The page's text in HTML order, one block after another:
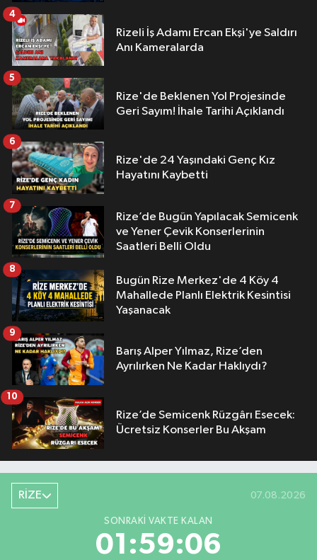
Rizeli İş Adamı Ercan Ekşi'ye Saldırı
Anı Kameralarda
4
Rize'de Beklenen Yol Projesinde
Geri Sayım! İhale Tarihi Açıklandı
5
Rize'de 24 Yaşındaki Genç Kız
Hayatını Kaybetti
6
Rize’de Bugün Yapılacak Semicenk
ve Yener Çevik Konserlerinin
Saatleri Belli Oldu
7
Bugün Rize Merkez'de 4 Köy 4
Mahallede Planlı Elektrik Kesintisi
Yaşanacak
8
Barış Alper Yılmaz, Rize’den
Ayrılırken Ne Kadar Haklıydı?
9
Rize’de Semicenk Rüzgârı Esecek:
Ücretsiz Konserler Bu Akşam
10
RİZE 07.08.2026
SONRAKI VAKTE KALAN
01:59:05